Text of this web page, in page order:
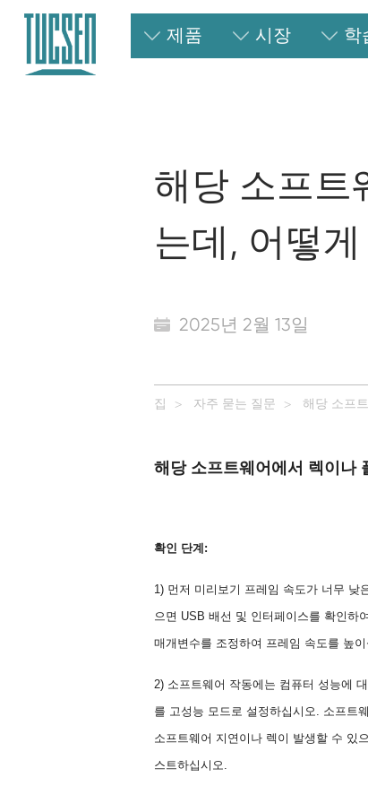
제품 시장 학
해당 소프트
는데, 어떻
2025년 2월 13일
집 자주 묻는 질문 해당 소프
해당 소프트웨어에서 렉이나
확인 단계:
1) 먼저 미리보기 프레임 속도가 너무 낮
으면 USB 배선 및 인터페이스를 확인하
매개변수를 조정하여 프레임 속도를 높
2) 소프트웨어 작동에는 컴퓨터 성능에
를 고성능 모드로 설정하십시오. 소프트
소프트웨어 지연이나 렉이 발생할 수 있
스트하십시오.